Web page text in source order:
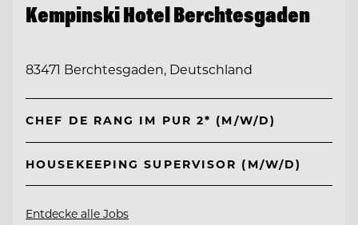
Kempinski Hotel Berchtesgaden
83471 Berchtesgaden, Deutschland
CHEF DE RANG IM PUR 2* (M/W/D)
HOUSEKEEPING SUPERVISOR (M/W/D)
Entdecke alle Jobs